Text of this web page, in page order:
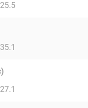
25.5
35.1
27.1